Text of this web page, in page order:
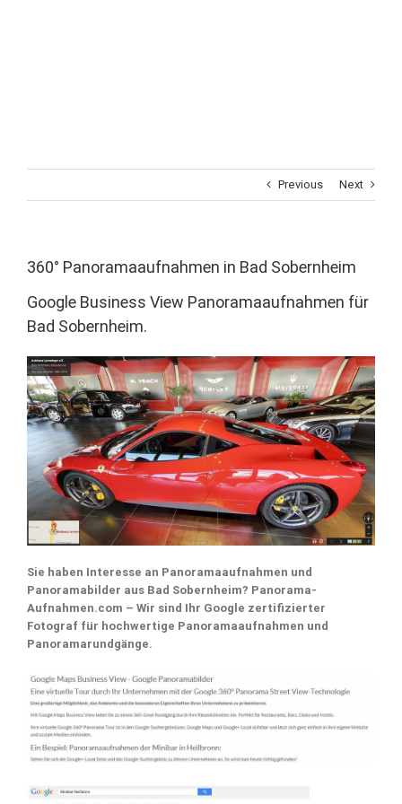
Previous Next
360° Panoramaaufnahmen in Bad Sobernheim
Google Business View Panoramaaufnahmen für
Bad Sobernheim.
Sie haben Interesse an Panoramaaufnahmen und
Panoramabilder aus Bad Sobernheim? Panorama-
Aufnahmen.com – Wir sind Ihr Google zertifizierter
Fotograf für hochwertige Panoramaaufnahmen und
Panoramarundgänge.